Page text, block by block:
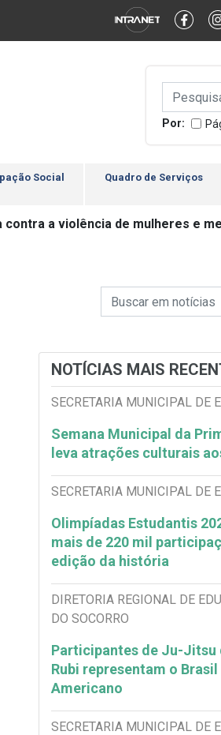
Alternar Alto Contraste
Campo de
Por:
Social Quadro de Serviços
a violência de mulheres e
Campo de
Campo de Busca de
NOTÍCIAS MAIS
SECRETARIA MUNICIPAL DE
Semana Municipal da
leva atrações culturais
SECRETARIA MUNICIPAL DE
Olimpíadas Estudantis
mais de 220 mil
edição da história
DIRETORIA REGIONAL DE
DO SOCORRO
Participantes de Ju-Jitsu
Rubi representam o Brasil
Americano
SECRETARIA MUNICIPAL DE